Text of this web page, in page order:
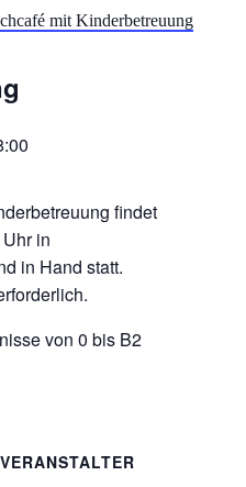
mit Kinderbetreuung
findet
in
in Hand statt.
von 0 bis B2
VERANSTALTER